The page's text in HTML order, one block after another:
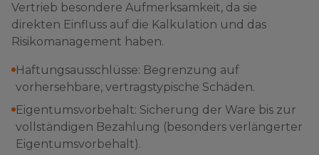
Vertrieb besondere Aufmerksamkeit, da sie
direkten Einfluss auf die Kalkulation und das
Risikomanagement haben.
Haftungsausschlüsse: Begrenzung auf
vorhersehbare, vertragstypische Schäden.
Eigentumsvorbehalt: Sicherung der Ware bis zur
vollständigen Bezahlung (besonders verlängerter
Eigentumsvorbehalt).